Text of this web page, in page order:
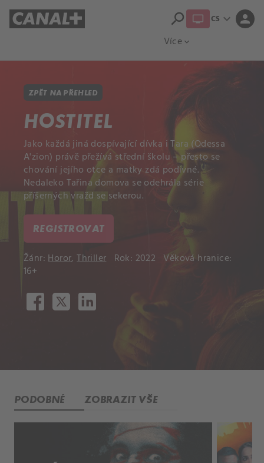
Více expand_more
search CS expand_more person
ZPĚT NA PŘEHLED
HOSTITEL
Jako každá jiná dospívající dívka i Tara (Odessa
A'zion) právě přežívá střední školu – přesto se
chování jejího otce a matky zdá podivné.
Nedaleko Tařina domova se odehrála série
příšerných vražd se sekerou.
REGISTROVAT
Žánr:Horor,Thriller Rok: 2022 Věková hranice:
16+
PODOBNÉ ZOBRAZIT VŠE